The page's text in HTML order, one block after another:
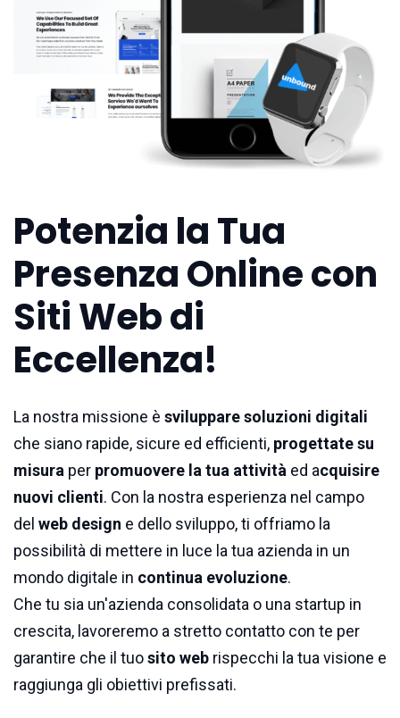
Potenzia la Tua
Presenza Online con
Siti Web di
Eccellenza!
La nostra missione è sviluppare soluzioni digitali
che siano rapide, sicure ed efficienti, progettate su
misura per promuovere la tua attività ed acquisire
nuovi clienti. Con la nostra esperienza nel campo
del web design e dello sviluppo, ti offriamo la
possibilità di mettere in luce la tua azienda in un
mondo digitale in continua evoluzione.
Che tu sia un'azienda consolidata o una startup in
crescita, lavoreremo a stretto contatto con te per
garantire che il tuosito web rispecchi la tua visione e
raggiunga gli obiettivi prefissati.